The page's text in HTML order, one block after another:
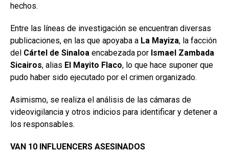
hechos.
Entre las líneas de investigación se encuentran diversas
publicaciones, en las que apoyaba a La Mayiza, la facción
del Cártel de Sinaloa encabezada por Ismael Zambada
Sicairos, alias El Mayito Flaco, lo que hace suponer que
pudo haber sido ejecutado por el crimen organizado.
Asimismo, se realiza el análisis de las cámaras de
videovigilancia y otros indicios para identificar y detener a
los responsables.
VAN 10 INFLUENCERS ASESINADOS